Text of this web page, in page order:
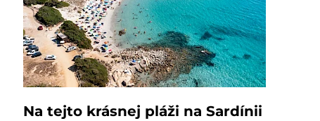
Na tejto krásnej pláži na Sardínii